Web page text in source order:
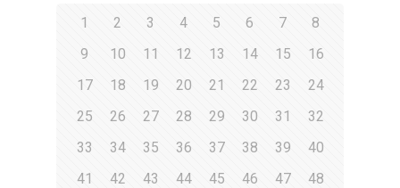
1 2 3 4 5 6 7
8
9
10 11 12 13 14 15
16
17
18 19 20 21 22 23
24
25
26 27 28 29 30 31
32
33
34 35 36 37 38 39
40
41
42 43 44 45 46 47
48